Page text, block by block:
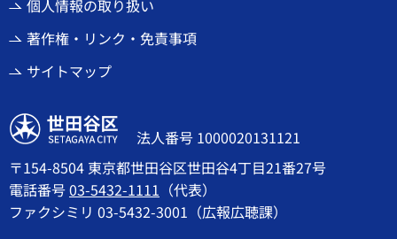
個人情報の取り扱い
著作権・リンク・免責事項
サイトマップ
世田谷区
法人番号 1000020131121
〒154-8504 東京都世田谷区世田谷4丁目21番27号
電話番号03-5432-1111 （代表）
ファクシミリ 03-5432-3001（広報広聴課）